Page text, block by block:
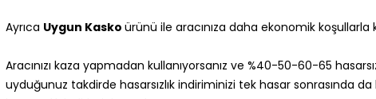
Ayrıca Uygun Kasko ürünü ile aracınıza daha ekonomik koşullarla
Aracınızı kaza yapmadan kullanıyorsanız ve %40-50-60-65
uyduğunuz takdirde hasarsızlık indiriminizi tek hasar sonrasında